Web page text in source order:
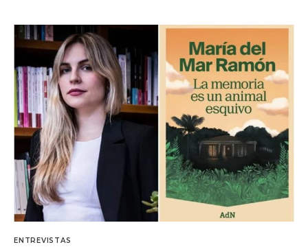
ENTREVISTAS